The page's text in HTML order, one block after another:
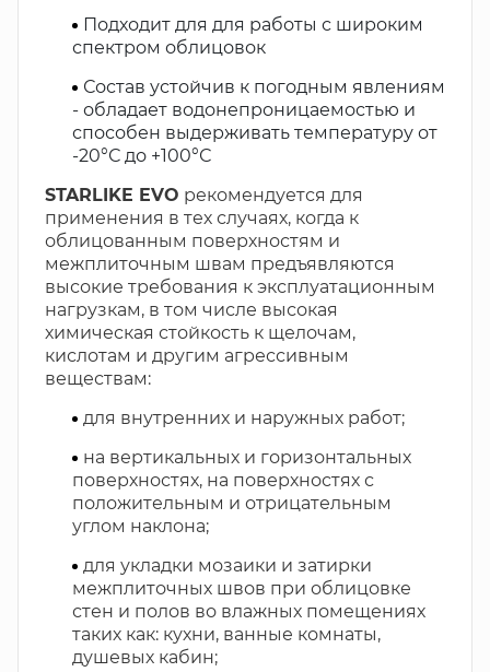
Подходит для для работы с широким
спектром облицовок
Состав устойчив к погодным явлениям
- обладает водонепроницаемостью и
способен выдерживать температуру от
-20°С до +100°С
STARLIKE EVO рекомендуется для
применения в тех случаях, когда к
облицованным поверхностям и
межплиточным швам предъявляются
высокие требования к эксплуатационным
нагрузкам, в том числе высокая
химическая стойкость к щелочам,
кислотам и другим агрессивным
веществам:
для внутренних и наружных работ;
на вертикальных и горизонтальных
поверхностях, на поверхностях с
положительным и отрицательным
углом наклона;
для укладки мозаики и затирки
межплиточных швов при облицовке
стен и полов во влажных помещениях
таких как: кухни, ванные комнаты,
душевых кабин;